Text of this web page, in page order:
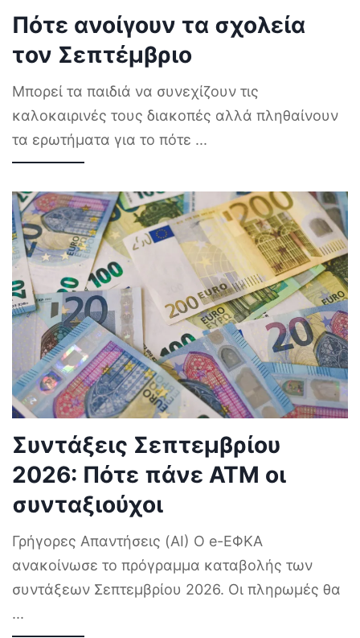
Πότε ανοίγουν τα σχολεία
τον Σεπτέμβριο
Μπορεί τα παιδιά να συνεχίζουν τις
καλοκαιρινές τους διακοπές αλλά πληθαίνουν
τα ερωτήματα για το πότε ...
Συντάξεις Σεπτεμβρίου
2026: Πότε πάνε ΑΤΜ οι
συνταξιούχοι
Γρήγορες Απαντήσεις (AI) Ο e-ΕΦΚΑ
ανακοίνωσε το πρόγραμμα καταβολής των
συντάξεων Σεπτεμβρίου 2026. Οι πληρωμές θα
...